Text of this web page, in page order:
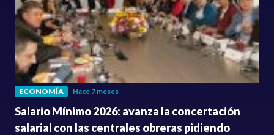
ECONOMÍA Hace 7 meses
Salario Mínimo 2026: avanza la concertación
salarial con las centrales obreras pidiendo